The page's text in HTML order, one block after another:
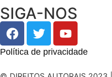
SIGA-NOS
Política de privacidade